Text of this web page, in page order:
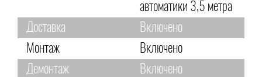
автоматики 3,5 метра
Доставка
Включено
Монтаж
Включено
Демонтаж
Включено